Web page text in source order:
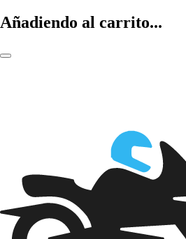
Añadiendo al carrito...